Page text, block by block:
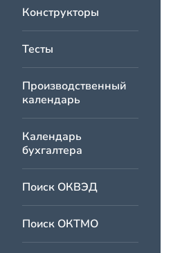
Конструкторы
Тесты
Производственный
календарь
Календарь
бухгалтера
Поиск ОКВЭД
Поиск ОКТМО